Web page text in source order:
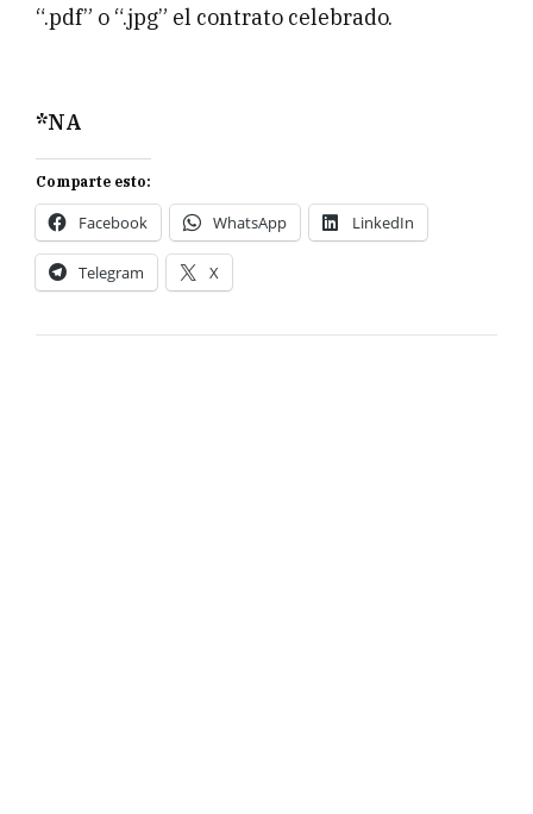
“.pdf” o “.jpg” el contrato celebrado.
*NA
Comparte esto:
Facebook WhatsApp LinkedIn
Telegram X